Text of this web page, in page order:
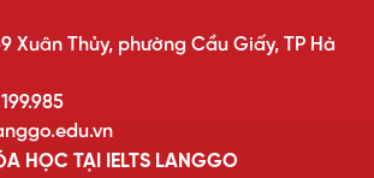
Xuân Thủy, phường Cầu Giấy, TP Hà
HỌC TẠI IELTS LANGGO